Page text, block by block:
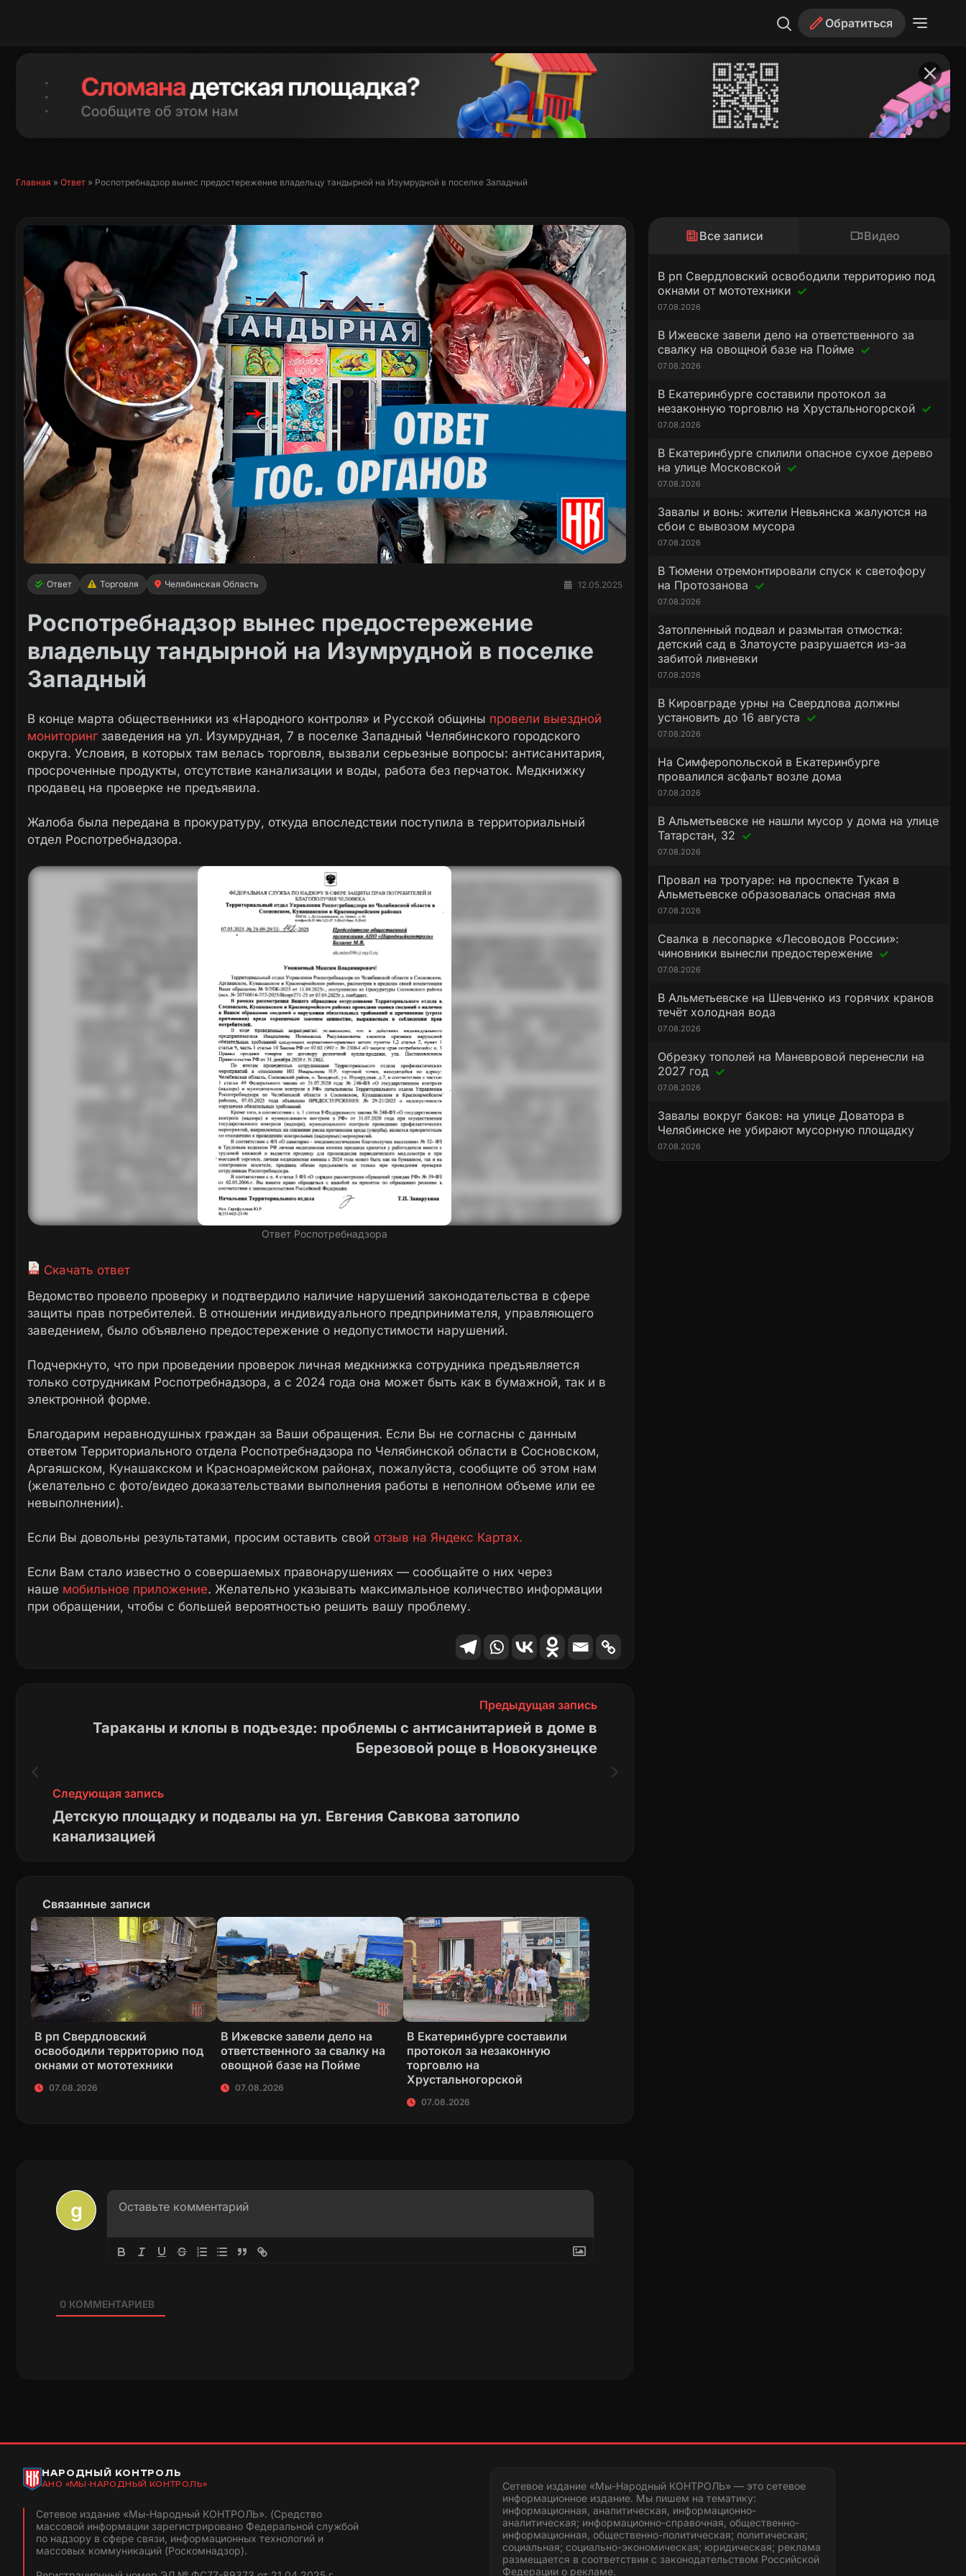
Обратиться
Главная » Ответ » Роспотребнадзор вынес предостережение владельцу тандырной на Изумрудной в поселке Западный
Ответ Торговля Челябинская Область 12.05.2025
Роспотребнадзор вынес предостережение
владельцу тандырной на Изумрудной в поселке
Западный
В конце марта общественники из «Народного контроля» и Русской общины провели выездной
мониторинг заведения на ул. Изумрудная, 7 в поселке Западный Челябинского городского
округа. Условия, в которых там велась торговля, вызвали серьезные вопросы: антисанитария,
просроченные продукты, отсутствие канализации и воды, работа без перчаток. Медкнижку
продавец на проверке не предъявила.
Жалоба была передана в прокуратуру, откуда впоследствии поступила в территориальный
отдел Роспотребнадзора.
Ответ Роспотребнадзора
Скачать ответ
Ведомство провело проверку и подтвердило наличие нарушений законодательства в сфере
защиты прав потребителей. В отношении индивидуального предпринимателя, управляющего
заведением, было объявлено предостережение о недопустимости нарушений.
Подчеркнуто, что при проведении проверок личная медкнижка сотрудника предъявляется
только сотрудникам Роспотребнадзора, а с 2024 года она может быть как в бумажной, так и в
электронной форме.
Благодарим неравнодушных граждан за Ваши обращения. Если Вы не согласны с данным
ответом Территориального отдела Роспотребнадзора по Челябинской области в Сосновском,
Аргаяшском, Кунашакском и Красноармейском районах, пожалуйста, сообщите об этом нам
(желательно с фото/видео доказательствами выполнения работы в неполном объеме или ее
невыполнении).
Если Вы довольны результатами, просим оставить свой отзыв на Яндекс Картах.
Если Вам стало известно о совершаемых правонарушениях — сообщайте о них через
наше мобильное приложение. Желательно указывать максимальное количество информации
при обращении, чтобы с большей вероятностью решить вашу проблему.
Предыдущая запись
Тараканы и клопы в подъезде: проблемы с антисанитарией в доме в
Березовой роще в Новокузнецке
Следующая запись
Детскую площадку и подвалы на ул. Евгения Савкова затопило
канализацией
Связанные записи
В рп Свердловский
освободили территорию под
окнами от мототехники
07.08.2026
В Ижевске завели дело на
ответственного за свалку на
овощной базе на Пойме
07.08.2026
В Екатеринбурге составили
протокол за незаконную
торговлю на
Хрустальногорской
07.08.2026
0КОММЕНТАРИЕВ
Все записи Видео
В рп Свердловский освободили территорию под
окнами от мототехники
07.08.2026
В Ижевске завели дело на ответственного за
свалку на овощной базе на Пойме
07.08.2026
В Екатеринбурге составили протокол за
незаконную торговлю на Хрустальногорской
07.08.2026
В Екатеринбурге спилили опасное сухое дерево
на улице Московской
07.08.2026
Завалы и вонь: жители Невьянска жалуются на
сбои с вывозом мусора
07.08.2026
В Тюмени отремонтировали спуск к светофору
на Протозанова
07.08.2026
Затопленный подвал и размытая отмостка:
детский сад в Златоусте разрушается из-за
забитой ливневки
07.08.2026
В Кировграде урны на Свердлова должны
установить до 16 августа
07.08.2026
На Симферопольской в Екатеринбурге
провалился асфальт возле дома
07.08.2026
В Альметьевске не нашли мусор у дома на улице
Татарстан, 32
07.08.2026
Провал на тротуаре: на проспекте Тукая в
Альметьевске образовалась опасная яма
07.08.2026
Свалка в лесопарке «Лесоводов России»:
чиновники вынесли предостережение
07.08.2026
В Альметьевске на Шевченко из горячих кранов
течёт холодная вода
07.08.2026
Обрезку тополей на Маневровой перенесли на
2027 год
07.08.2026
Завалы вокруг баков: на улице Доватора в
Челябинске не убирают мусорную площадку
07.08.2026
НАРОДНЫЙ КОНТРОЛЬ
АНО «МЫ-НАРОДНЫЙ КОНТРОЛЬ»
Сетевое издание «Мы-Народный КОНТРОЛЬ». (Средство
массовой информации зарегистрировано Федеральной службой
по надзору в сфере связи, информационных технологий и
массовых коммуникаций (Роскомнадзор).
Сетевое издание «Мы-Народный КОНТРОЛЬ» — это сетевое
информационное издание. Мы пишем на тематику:
информационная, аналитическая, информационно-
аналитическая; информационно-справочная, общественно-
информационная, общественно-политическая; политическая;
социальная; социально-экономическая; юридическая; реклама
размещается в соответствии с законодательством Российской
Федерации о рекламе.